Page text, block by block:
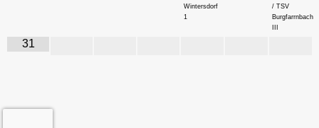
Wintersdorf
1
/ TSV
Burgfarrnbach
31